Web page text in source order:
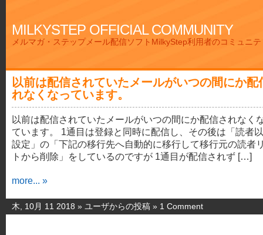
MILKYSTEP OFFICIAL COMMUNITY
メルマガ・ステップメール配信ソフトMilkyStep利用者のコミュニ
以前は配信されていたメールがいつの間にか配
れなくなっています。
以前は配信されていたメールがいつの間にか配信されなく
ています。 1通目は登録と同時に配信し、その後は「読者
設定」の「下記の移行先へ自動的に移行して移行元の読者
トから削除」をしているのですが 1通目が配信されず […]
more... »
木, 10月 11 2018 » ユーザからの投稿 » 1 Comment